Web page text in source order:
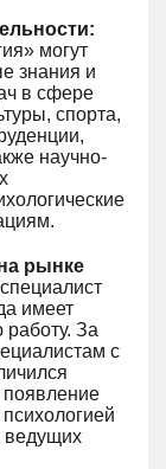
могут
знания и
в сфере
спорта,
научно-
рынке
имеет
За
с
появление
ведущих